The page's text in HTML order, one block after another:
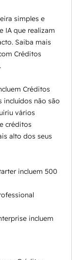
simples e
IA que realizam
Saiba mais
Créditos
.
Créditos
incluídos não são
vários
créditos
alto dos seus
incluem 500
incluem